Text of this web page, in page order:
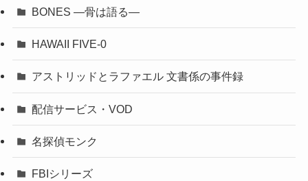
BONES ―骨は語る―
HAWAII FIVE-0
アストリッドとラファエル 文書係の事件録
配信サービス・VOD
名探偵モンク
FBIシリーズ